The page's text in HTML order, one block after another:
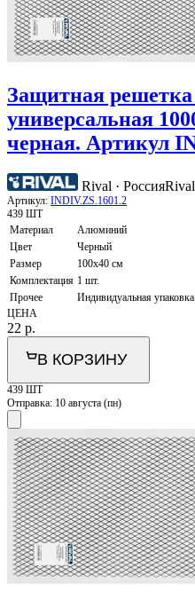
Защитная
универсальная
черная. Артикул
Rival · Россия
Артикул: INDIV.ZS.1601.2
439 ШТ
Материал
Алюминий
Цвет
Черный
Размер
100х40 см
Комплектация 1 шт.
Прочее
Индивидуальная упаковка
ЦЕНА
22 р.
В КОРЗИНУ
439 ШТ
Отправка: 10 августа (пн)